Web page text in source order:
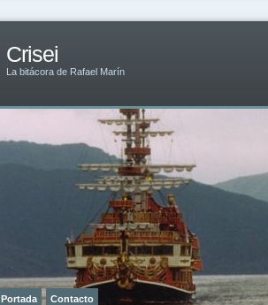
Crisei
La bitácora de Rafael Marín
Portada Contacto